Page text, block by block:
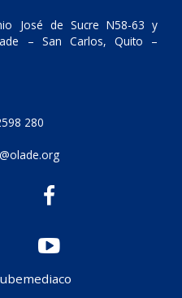
José de Sucre N58-63 y
– San Carlos, Quito –
280